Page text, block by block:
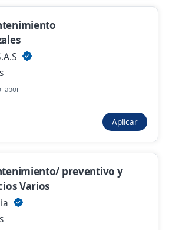
s.a
Mecánico
del sector
labor
Aplicar
preventivo y
Varios